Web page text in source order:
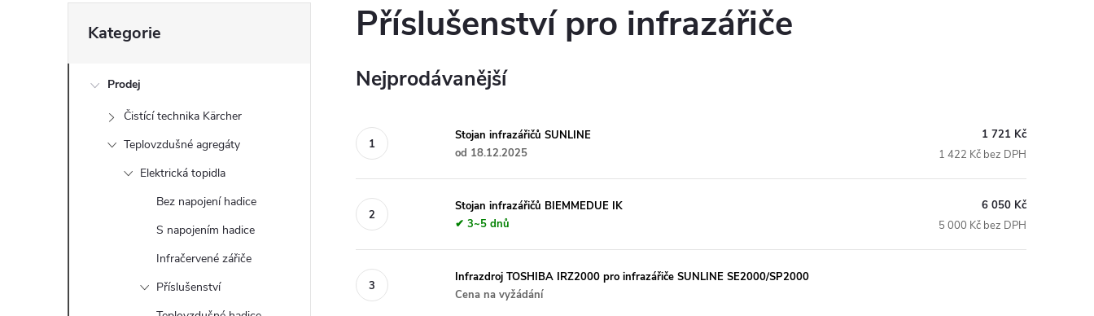
o
kategorie
Kategorie
Prodej
Čistící technika Kärcher
Teplovzdušné agregáty
Elektrická topidla
Bez napojení hadice
S napojením hadice
Infračervené zářiče
Příslušenství
Příslušenství pro infrazářiče
Nejprodávanější
Stojan infrazářičů SUNLINE
od 18.12.2025
1 721 Kč
1 422 Kč bez DPH
Stojan infrazářičů BIEMMEDUE IK
✔ 3~5 dnů
6 050 Kč
5 000 Kč bez DPH
Infrazdroj TOSHIBA IRZ2000 pro infrazářiče SUNLINE SE2000/SP2000
Cena na vyžádání